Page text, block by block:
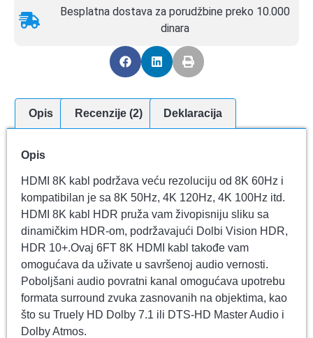
Besplatna dostava za porudžbine preko 10.000
dinara
Opis Recenzije (2) Deklaracija
Opis
HDMI 8K kabl podržava veću rezoluciju od 8K 60Hz i
kompatibilan je sa 8K 50Hz, 4K 120Hz, 4K 100Hz itd.
HDMI 8K kabl HDR pruža vam živopisniju sliku sa
dinamičkim HDR-om, podržavajući Dolbi Vision HDR,
HDR 10+.Ovaj 6FT 8K HDMI kabl takođe vam
omogućava da uživate u savršenoj audio vernosti.
Poboljšani audio povratni kanal omogućava upotrebu
formata surround zvuka zasnovanih na objektima, kao
što su Truely HD Dolby 7.1 ili DTS-HD Master Audio i
Dolby Atmos.